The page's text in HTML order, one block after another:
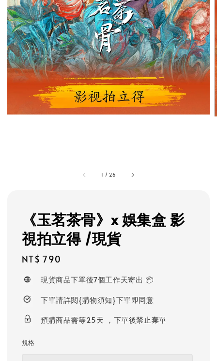
1 / 26
《玉茗茶骨》x 娛集盒 影
視拍立得 /現貨
Regular
NT$ 790
現貨商品下單後7個工作天寄出 📦
下單請詳閱{購物須知}下單即同意
預購商品需等25天 ，下單後禁止棄單
規格